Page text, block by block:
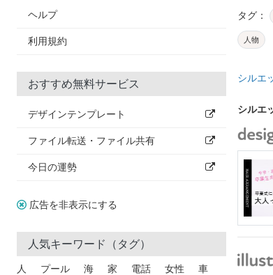
ヘルプ
利用規約
おすすめ無料サービス
デザインテンプレート
ファイル転送・ファイル共有
今日の運勢
広告を非表示にする
人気キーワード（タグ）
人 プール 海 家 電話 女性 車
タグ：
人物
シルエ
シルエ